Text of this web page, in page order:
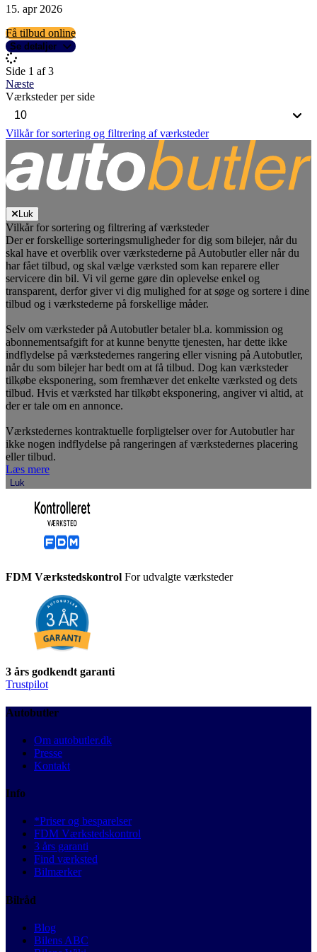
15. apr 2026
Få tilbud online
Se detaljer
Side 1 af 3
Næste
Værksteder per side
Vilkår for sortering og filtrering af værksteder
Luk
Vilkår for sortering og filtrering af værksteder
Der er forskellige sorteringsmuligheder for dig som bilejer, når du
skal have et overblik over værkstederne på Autobutler eller når du
har fået tilbud, og skal vælge værksted som kan reparere eller
servicere din bil. Vi vil gerne gøre din oplevelse enkel og
transparent, derfor giver vi dig mulighed for at søge og sortere i dine
tilbud og i værkstederne på forskellige måder.
Selv om værksteder på Autobutler betaler bl.a. kommission og
abonnementsafgift for at kunne benytte tjenesten, har dette ikke
indflydelse på værkstedernes rangering eller visning på Autobutler,
når du som bilejer har bedt om at få tilbud. Dog kan værksteder
tilkøbe eksponering, som fremhæver det enkelte værksted og dets
tilbud. Hvis et værksted har tilkøbt eksponering, angiver vi altid, at
der er tale om en annonce.
Værkstedernes kontraktuelle forpligtelser over for Autobutler har
ikke nogen indflydelse på rangeringen af værkstedernes placering
eller tilbud.
Læs mere
Luk
FDM Værkstedskontrol For udvalgte værksteder
3 års godkendt garanti
Trustpilot
Autobutler
Om autobutler.dk
Presse
Kontakt
Info
*Priser og besparelser
FDM Værkstedskontrol
3 års garanti
Find værksted
Bilmærker
Bilråd
Blog
Bilens ABC